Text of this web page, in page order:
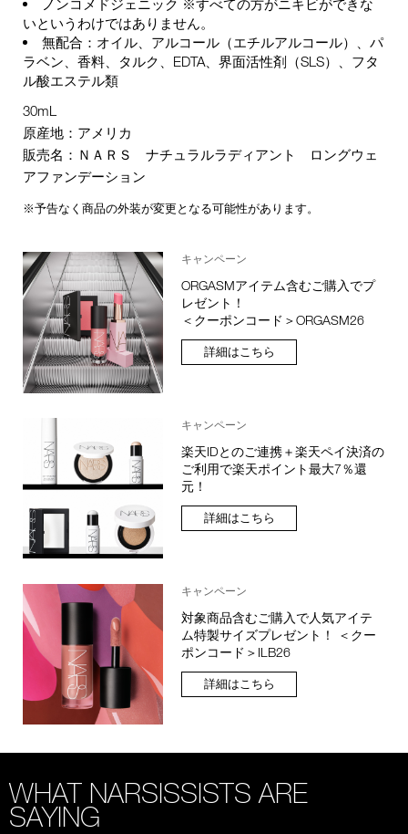
ノンコメドジェニック ※すべての方がニキビができな
いというわけではありません。
無配合：オイル、アルコール（エチルアルコール）、パ
ラベン、香料、タルク、EDTA、界面活性剤（SLS）、フタ
ル酸エステル類
30mL
原産地：アメリカ
販売名：ＮＡＲＳ ナチュラルラディアント ロングウェ
アファンデーション
※予告なく商品の外装が変更となる可能性があります。
キャンペーン
ORGASMアイテム含むご購入でプ
レゼント！
＜クーポンコード＞ORGASM26
詳細はこちら
キャンペーン
楽天IDとのご連携＋楽天ペイ決済の
ご利用で楽天ポイント最大7％還
元！
詳細はこちら
キャンペーン
対象商品含むご購入で人気アイテ
ム特製サイズプレゼント！ ＜クー
ポンコード＞ILB26
詳細はこちら
WHAT NARSISSISTS ARE
SAYING